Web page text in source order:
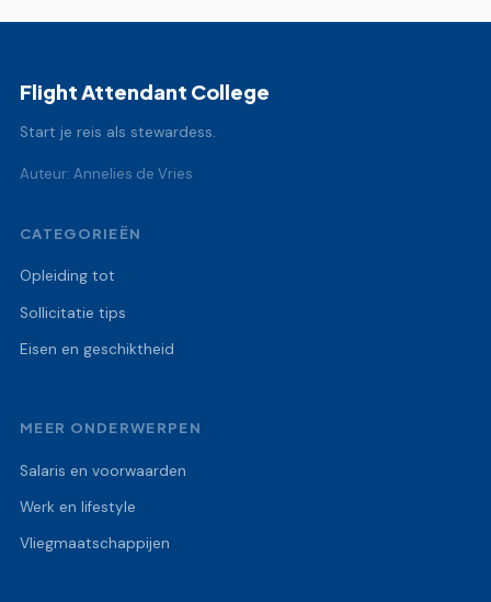
Flight Attendant College
Start je reis als stewardess.
Auteur: Annelies de Vries
CATEGORIEËN
Opleiding tot
Sollicitatie tips
Eisen en geschiktheid
MEER ONDERWERPEN
Salaris en voorwaarden
Werk en lifestyle
Vliegmaatschappijen